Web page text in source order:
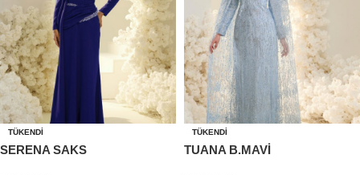
TÜKENDI
SERENA SAKS
TÜKENDI
TUANA B.MAVİ